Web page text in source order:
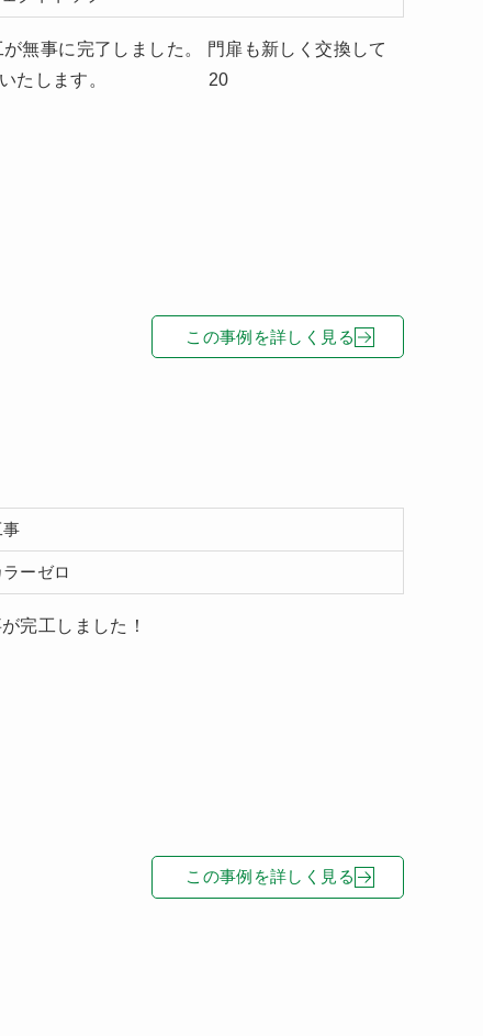
無事に完了しました。 門扉も新しく交換して
願いいたします。 20
この事例を詳しく見る
事
ラーゼロ
が完工しました！
この事例を詳しく見る